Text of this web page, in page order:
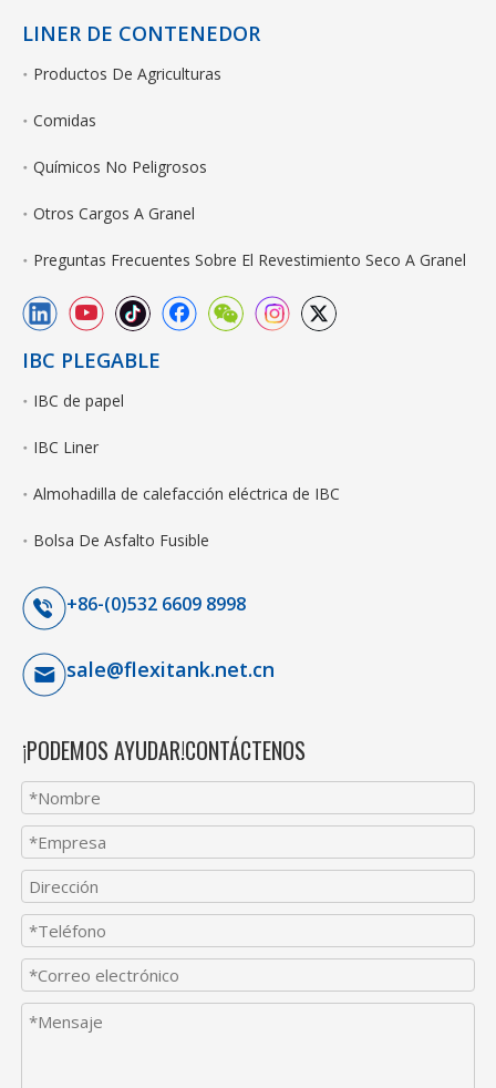
LINER DE CONTENEDOR
Productos De Agriculturas
Comidas
Químicos No Peligrosos
Otros Cargos A Granel
Preguntas Frecuentes Sobre El Revestimiento Seco A Granel
IBC PLEGABLE
IBC de papel
IBC Liner
Almohadilla de calefacción eléctrica de IBC
Bolsa De Asfalto Fusible
+86-(0)532 6609 8998
sale@flexitank.net.cn
¡PODEMOS AYUDAR!CONTÁCTENOS